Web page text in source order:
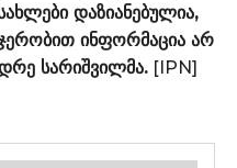
დაზიანებულია,
ინფორმაცია არ
სარიშვილმა. [IPN]